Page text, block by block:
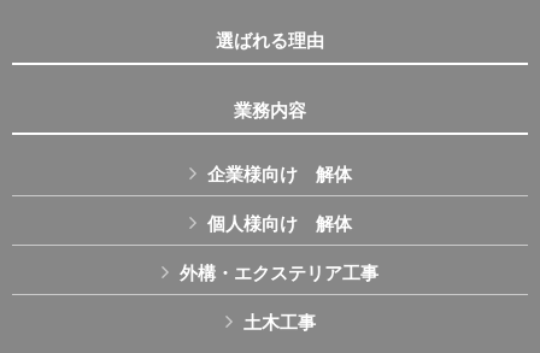
選ばれる理由
業務内容
企業様向け 解体
個人様向け 解体
外構・エクステリア工事
土木工事